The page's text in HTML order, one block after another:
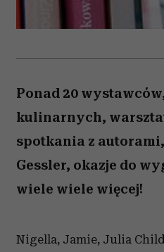
Ponad 20
kulinarnych,
spotkania z
Gessler, okazje do
wiele wiele więcej!
Nigella, Jamie, Julia